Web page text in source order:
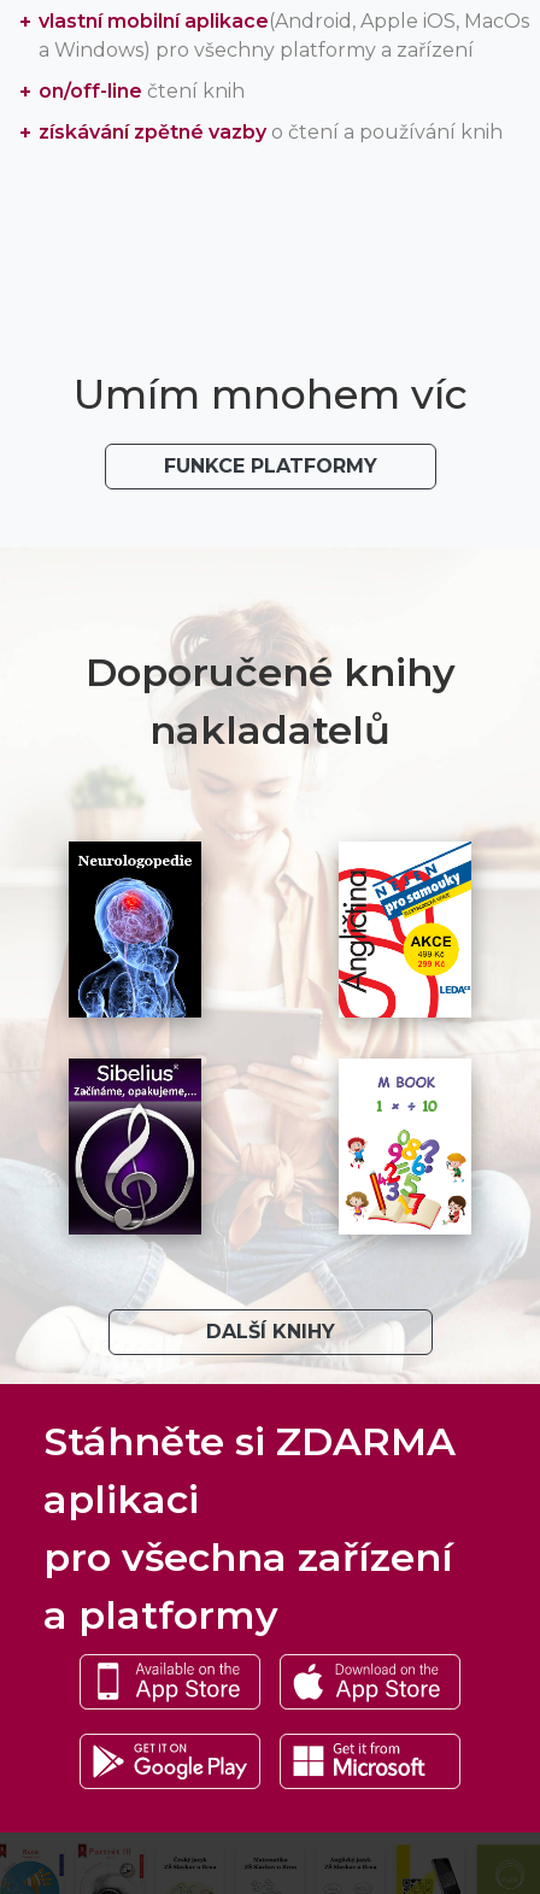
vlastní mobilní aplikace(Android, Apple iOS, MacOs
a Windows) pro všechny platformy a zařízení
on/off-line čtení knih
získávání zpětné vazbyo čtení a používání knih
Umím mnohem víc
FUNKCE PLATFORMY
Doporučené knihy
nakladatelů
DALŠÍ KNIHY
Stáhněte si ZDARMA
aplikaci
pro všechna zařízení
a platformy